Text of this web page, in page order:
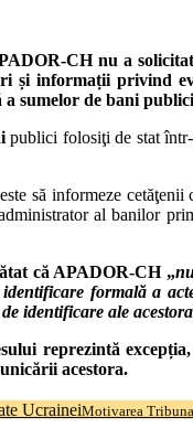
CH nu a
și informații privind
sumelor de bani
publici folosiţi de stat
să informeze
al banilor
că APADOR-CH „
formală a
identificare ale acestora
reprezintă
acestora.
UcraineiMotivarea